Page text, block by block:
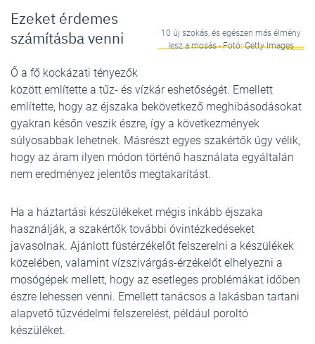
10 új szokás, és egészen más élmény
lesz a mosás - Fotó: Getty Images
Ezeket érdemes
számításba venni
Ő a fő kockázati tényezők
között említette a tűz- és vízkár eshetőségét. Emellett
említette, hogy az éjszaka bekövetkező meghibásodásokat
gyakran későn veszik észre, így a következmények
súlyosabbak lehetnek. Másrészt egyes szakértők úgy vélik,
hogy az áram ilyen módon történő használata egyáltalán
nem eredményez jelentős megtakarítást.
Ha a háztartási készülékeket mégis inkább éjszaka
használják, a szakértők további óvintézkedéseket
javasolnak. Ajánlott füstérzékelőt felszerelni a készülékek
közelében, valamint vízszivárgás-érzékelőt elhelyezni a
mosógépek mellett, hogy az esetleges problémákat időben
észre lehessen venni. Emellett tanácsos a lakásban tartani
alapvető tűzvédelmi felszerelést, például poroltó
készüléket.